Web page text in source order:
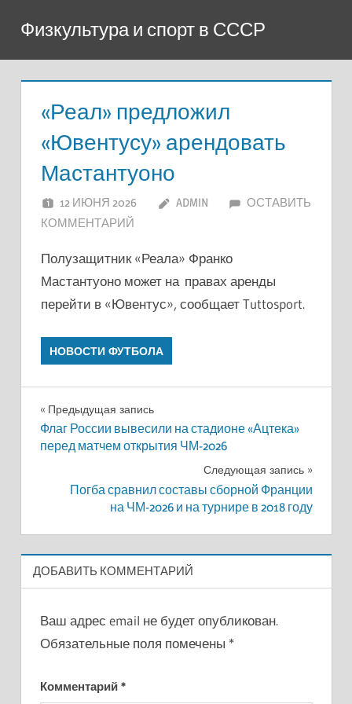
содержимому
Физкультура и спорт в СССР
«Реал» предложил
«Ювентусу» арендовать
Мастантуоно
12 ИЮНЯ 2026 ADMIN
ОСТАВИТЬ
КОММЕНТАРИЙ
Полузащитник «Реала» Франко
Мастантуоно может на правах аренды
перейти в «Ювентус», сообщает Tuttosport.
НОВОСТИ ФУТБОЛА
Навигация
по
Предыдущая запись
Флаг России вывесили на стадионе «Ацтека»
перед матчем открытия ЧМ-2026
Следующая запись
Погба сравнил составы сборной Франции
на ЧМ-2026 и на турнире в 2018 году
ДОБАВИТЬ КОММЕНТАРИЙ
Ваш адрес email не будет опубликован.
Обязательные поля помечены *
Комментарий *